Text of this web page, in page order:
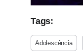
Tags:
Adolescência